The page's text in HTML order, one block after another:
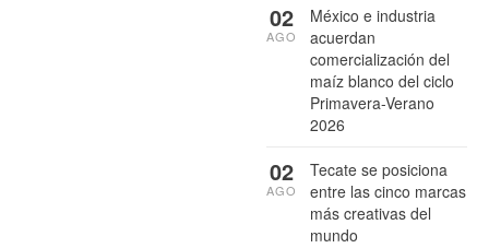
México e industria
acuerdan
comercialización del
maíz blanco del ciclo
Primavera-Verano
2026
02
AGO
Tecate se posiciona
entre las cinco marcas
más creativas del
mundo
02
AGO